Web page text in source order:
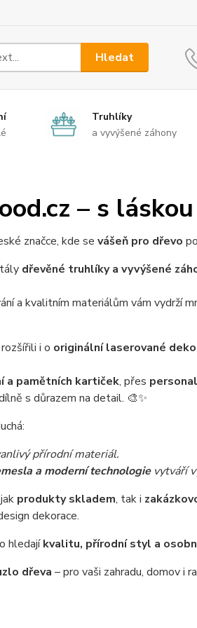
Hledat
Truhlíky
a vyvýšené záhony
– s
značce, kde se vášeň pro dřevo
dřevěné truhlíky a vyvýšené
a kvalitním materiálům vám vydrží
i o originální laserované
a pamětních kartiček, přes
s důrazem na detail. 🎨✨
přírodní materiál.
a moderní technologievytváří
produkty skladem, tak i
dekorace.
hledajíkvalitu, přírodní styl a
dřeva – pro vaši zahradu, domov i